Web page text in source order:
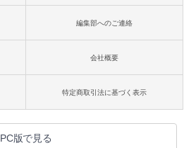
編集部へのご連絡
会社概要
特定商取引法に基づく表示
PC版で見る